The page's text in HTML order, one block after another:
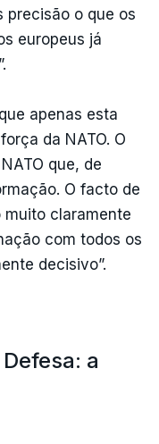
precisão o que os
europeus já
apenas esta
da NATO. O
que, de
O facto de
muito claramente
com todos os
decisivo”.
a